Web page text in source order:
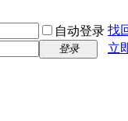
自动登录 找
登录
立